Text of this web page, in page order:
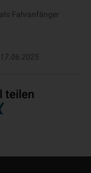
Fahranfänger
17.06.2025
teilen